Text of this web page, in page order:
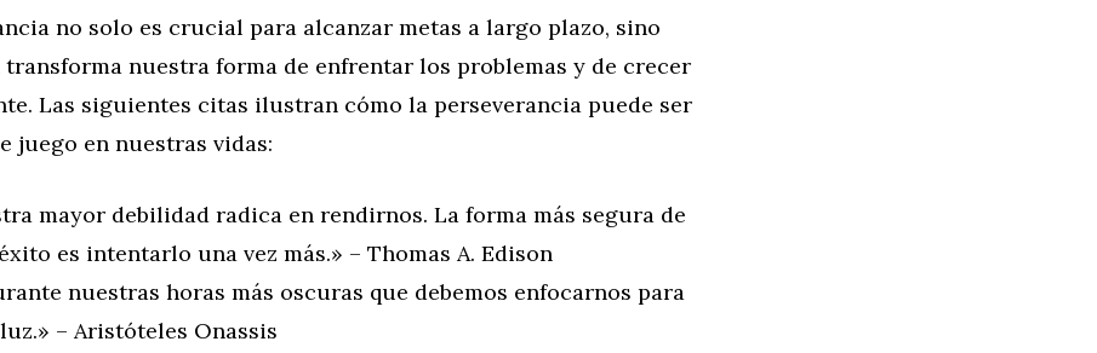
no solo es crucial para alcanzar metas a largo plazo, sino
transforma nuestra forma de enfrentar los problemas y de crecer
Las siguientes citas ilustran cómo la perseverancia puede ser
juego en nuestras vidas:
mayor debilidad radica en rendirnos. La forma más segura de
es intentarlo una vez más.» – Thomas A. Edison
nuestras horas más oscuras que debemos enfocarnos para
– Aristóteles Onassis